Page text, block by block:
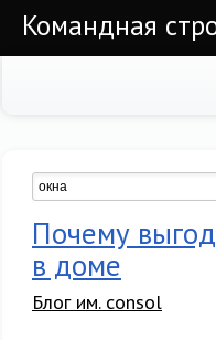
Командная
Почему
в доме
Блог им. consol